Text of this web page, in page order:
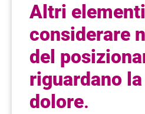
Altri
considerare
del
riguardano
dolore.